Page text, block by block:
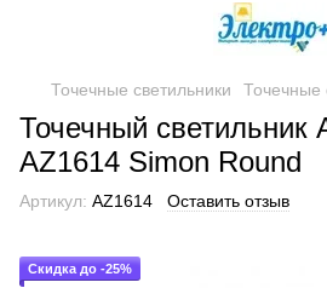
Точечные светильники Точечные
Точечный светильник
AZ1614 Simon Round
Артикул: AZ1614 Оставить отзыв
Скидка до -25%